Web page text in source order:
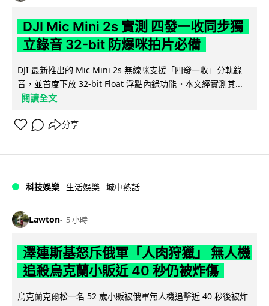
DJI Mic Mini 2s 實測 四發一收同步獨
立錄音 32-bit 防爆咪拍片必備
DJI 最新推出的 Mic Mini 2s 無線咪支援「四發一收」分軌錄
音，並首度下放 32-bit Float 浮點內錄功能。本文經實測其...
閱讀全文
分享
科技娛樂 生活娛樂 城中熱話
Lawton 5 小時
澤連斯基怒斥俄軍「人肉狩獵」 無人機
追殺烏克蘭小販近 40 秒仍被炸傷
烏克蘭克爾松一名 52 歲小販被俄軍無人機追擊近 40 秒後被炸